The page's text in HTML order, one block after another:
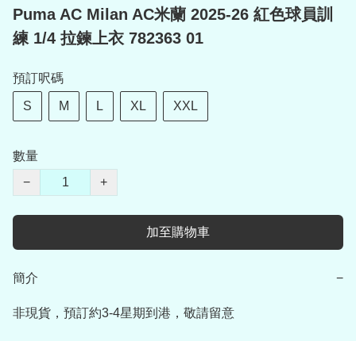
Puma AC Milan AC米蘭 2025-26 紅色球員訓
練 1/4 拉鍊上衣 782363 01
預訂呎碼
S M L XL XXL
數量
−
+
加至購物車
簡介 −
非現貨，預訂約3-4星期到港，敬請留意